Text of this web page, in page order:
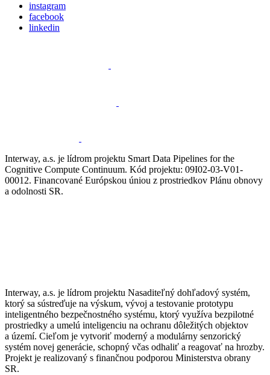
instagram
facebook
linkedin
Interway, a.s. je lídrom projektu Smart Data Pipelines for the
Cognitive Compute Continuum. Kód projektu: 09I02-03-V01-
00012. Financované Európskou úniou z prostriedkov Plánu obnovy
a odolnosti SR.
Interway, a.s. je lídrom projektu Nasaditeľný dohľadový systém,
ktorý sa sústreďuje na výskum, vývoj a testovanie prototypu
inteligentného bezpečnostného systému, ktorý využíva bezpilotné
prostriedky a umelú inteligenciu na ochranu dôležitých objektov
a území. Cieľom je vytvoriť moderný a modulárny senzorický
systém novej generácie, schopný včas odhaliť a reagovať na hrozby.
Projekt je realizovaný s finančnou podporou Ministerstva obrany
SR.